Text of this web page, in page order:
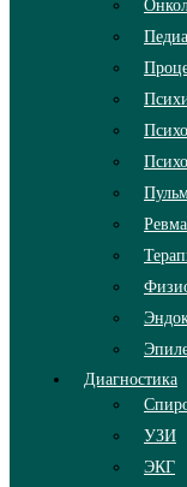
Диагностика
УЗИ
ЭКГ